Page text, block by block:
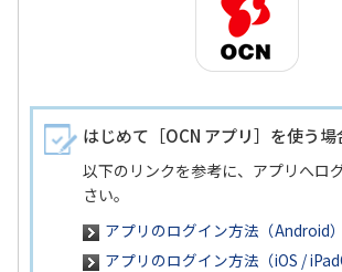
はじめて［OCN アプリ］を使う場
以下のリンクを参考に、アプリへロ
さい。
アプリのログイン方法（Android）
アプリのログイン方法（iOS /